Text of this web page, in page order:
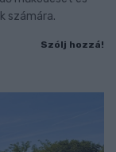
számára.
Szólj hozzá!